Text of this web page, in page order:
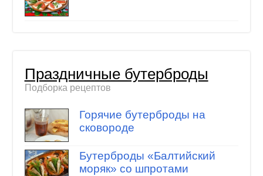
Праздничные бутерброды
Подборка рецептов
Горячие бутерброды на
сковороде
Бутерброды «Балтийский
моряк» со шпротами